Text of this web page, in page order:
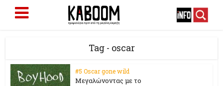
Tag - oscar
#5 Oscar gone wild
Μεγαλώνοντας με το